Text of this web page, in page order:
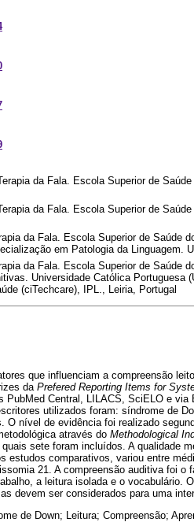
da Fala. Escola Superior de
da Fala. Escola Superior de
da Fala. Escola Superior de Saúde
em Patologia da Linguagem.
da Fala. Escola Superior de Saúde
Universidade Católica Portuguesa
(ciTechcare), IPL., Leiria, Portugal
que influenciam a compreensão
daPrefered Reporting Items for
PubMed Central, LILACS, SciELO e
utilizados foram: síndrome de
O nível de evidência foi realizado
através do Methodological
sete foram incluídos. A qualidade
estudos comparativos, variou entre
21. A compreensão auditiva foi
a leitura isolada e o vocabulário.
devem ser considerados para uma
de Down; Leitura; Compreensão;